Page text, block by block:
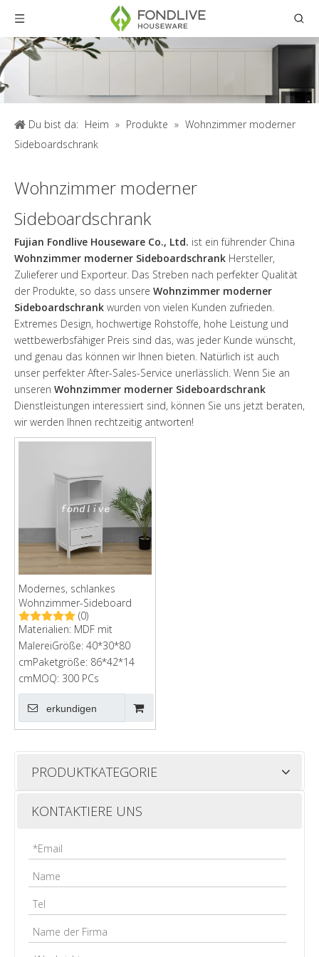
Du bist da: Heim » Produkte » Wohnzimmer moderner
Sideboardschrank
Wohnzimmer moderner
Sideboardschrank
Fujian Fondlive Houseware Co., Ltd. ist ein führender China
Wohnzimmer moderner Sideboardschrank Hersteller,
Zulieferer und Exporteur. Das Streben nach perfekter Qualität
der Produkte, so dass unsere Wohnzimmer moderner
Sideboardschrank wurden von vielen Kunden zufrieden.
Extremes Design, hochwertige Rohstoffe, hohe Leistung und
wettbewerbsfähiger Preis sind das, was jeder Kunde wünscht,
und genau das können wir Ihnen bieten. Natürlich ist auch
unser perfekter After-Sales-Service unerlässlich. Wenn Sie an
unseren Wohnzimmer moderner Sideboardschrank
Dienstleistungen interessiert sind, können Sie uns jetzt beraten,
wir werden Ihnen rechtzeitig antworten!
Modernes, schlankes
Wohnzimmer-Sideboard
(0)
Materialien: MDF mit
MalereiGröße: 40*30*80
cmPaketgröße: 86*42*14
cmMOQ: 300 PCs
erkundigen
PRODUKTKATEGORIE
KONTAKTIERE UNS